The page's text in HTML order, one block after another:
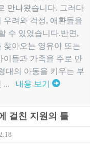
만나왔습니다. 그러다
우려와 걱정, 애환들을
수 있었습니다.반면,
찾아오는 영유아 또는
이들과 가족을 주로 만
대의 아동을 키우는 부
... 내용 보기
걸친 지원의 틀